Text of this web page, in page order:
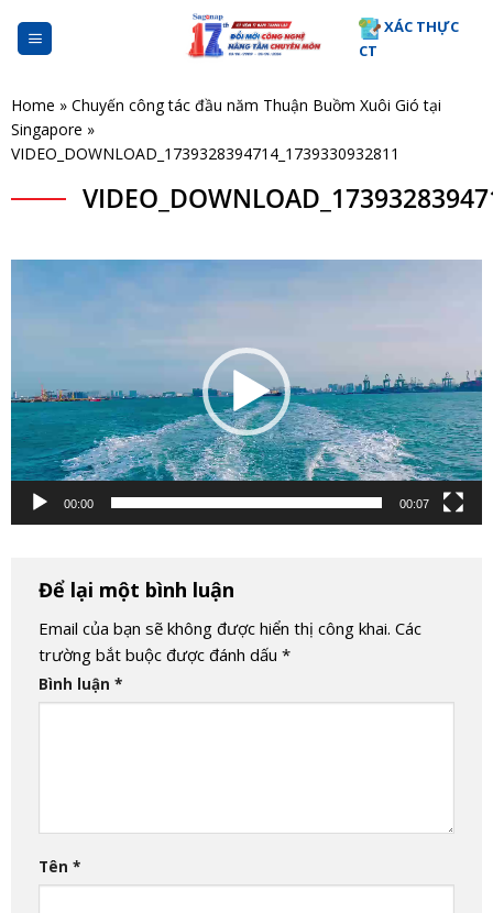
XÁC THỰC
CT
Home » Chuyến công tác đầu năm Thuận Buồm Xuôi Gió tại
Singapore »
VIDEO_DOWNLOAD_1739328394714_1739330932811
00:00 00:07
Để lại một bình luận
Email của bạn sẽ không được hiển thị công khai. Các
trường bắt buộc được đánh dấu *
Bình luận *
Tên *